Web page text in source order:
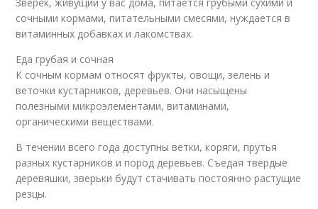
сочными кормами, питательными смесями, нуждается в
витаминных добавках и лакомствах.
Еда грубая и сочная
К сочным кормам относят фрукты, овощи, зелень и
веточки кустарников, деревьев. Они насыщены
полезными микроэлементами, витаминами,
органическими веществами.
В течении всего года доступны ветки, коряги, прутья
разных кустарников и пород деревьев. Съедая твердые
деревяшки, зверьки будут стачивать постоянно растущие
резцы.